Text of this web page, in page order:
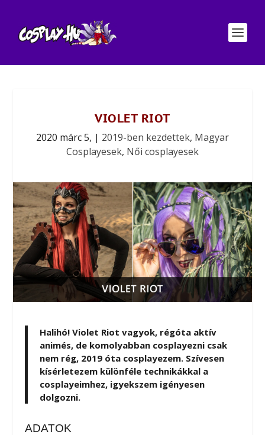
VIOLET RIOT
2020 márc 5, | 2019-ben kezdettek, Magyar
Cosplayesek, Női cosplayesek
Halihó! Violet Riot vagyok, régóta aktív
animés, de komolyabban cosplayezni csak
nem rég, 2019 óta cosplayezem. Szívesen
kísérletezem különféle technikákkal a
cosplayeimhez, igyekszem igényesen
dolgozni.
ADATOK